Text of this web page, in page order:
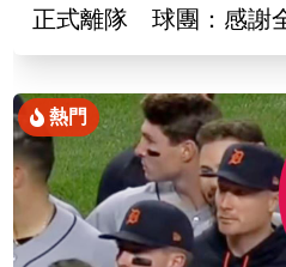
正式離隊 球團：感謝
熱門